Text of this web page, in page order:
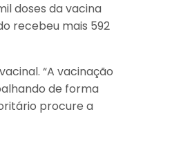
doses da vacina
recebeu mais 592
“A vacinação
de forma
procure a